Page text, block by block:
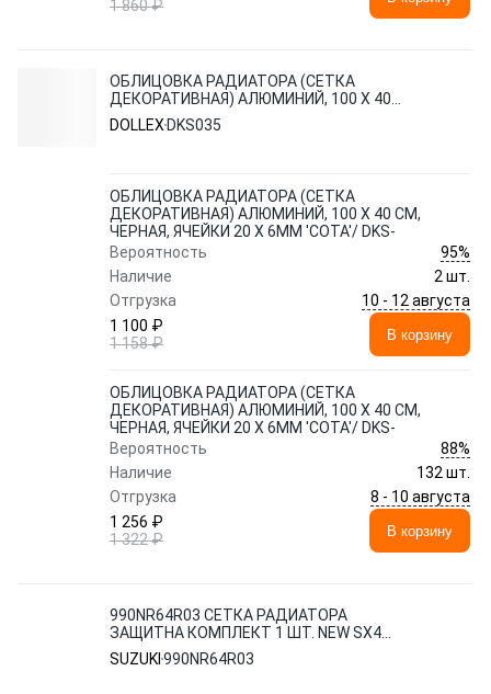
1 860 ₽
ОБЛИЦОВКА РАДИАТОРА (СЕТКА
ДЕКОРАТИВНАЯ) АЛЮМИНИЙ, 100 Х 40
СМ, ЧЕРНАЯ, ЯЧЕЙКИ 20 Х 6ММ 'СОТА'/
DKS-
DOLLEX DKS035
ОБЛИЦОВКА РАДИАТОРА (СЕТКА
ДЕКОРАТИВНАЯ) АЛЮМИНИЙ, 100 Х 40 СМ,
ЧЕРНАЯ, ЯЧЕЙКИ 20 Х 6ММ 'СОТА'/ DKS-
Вероятность
95%
Наличие
2 шт.
Отгрузка
10 - 12 августа
1 100 ₽
1 158 ₽
В корзину
ОБЛИЦОВКА РАДИАТОРА (СЕТКА
ДЕКОРАТИВНАЯ) АЛЮМИНИЙ, 100 Х 40 СМ,
ЧЕРНАЯ, ЯЧЕЙКИ 20 Х 6ММ 'СОТА'/ DKS-
Вероятность
88%
Наличие
132 шт.
Отгрузка
8 - 10 августа
1 256 ₽
1 322 ₽
В корзину
990NR64R03 СЕТКА РАДИАТОРА
ЗАЩИТНА КОМПЛЕКТ 1 ШТ. NEW SX4
2016-
SUZUKI 990NR64R03